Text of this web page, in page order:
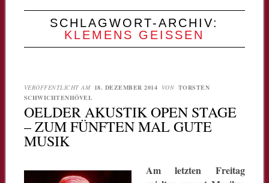
SCHLAGWORT-ARCHIV:
KLEMENS GEISSEN
VERÖFFENTLICHT AM 18. DEZEMBER 2014 VON TORSTEN
SCHWICHTENHÖVEL
OELDER AKUSTIK OPEN STAGE
– ZUM FÜNFTEN MAL GUTE
MUSIK
Am letzten Freitag